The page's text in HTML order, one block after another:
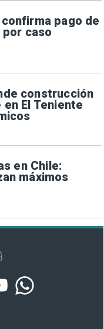
pago de
por caso
construcción
El Teniente
en Chile:
máximos